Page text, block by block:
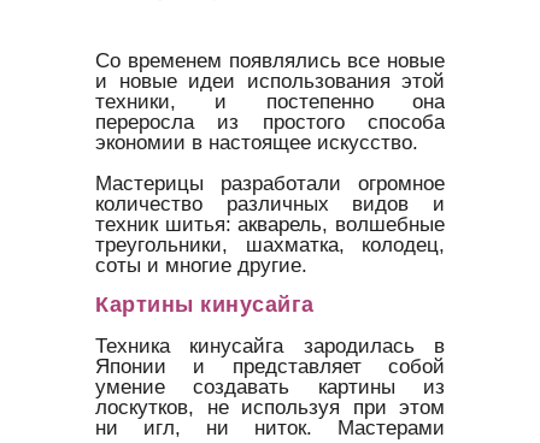
Со временем появлялись все новые
и новые идеи использования этой
техники, и постепенно она
переросла из простого способа
экономии в настоящее искусство.
Мастерицы разработали огромное
количество различных видов и
техник шитья: акварель, волшебные
треугольники, шахматка, колодец,
соты и многие другие.
Картины кинусайга
Техника кинусайга зародилась в
Японии и представляет собой
умение создавать картины из
лоскутков, не используя при этом
ни игл, ни ниток. Мастерами